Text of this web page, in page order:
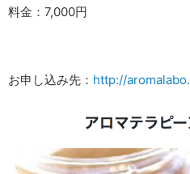
料金：7,000円
お申し込み先： http://